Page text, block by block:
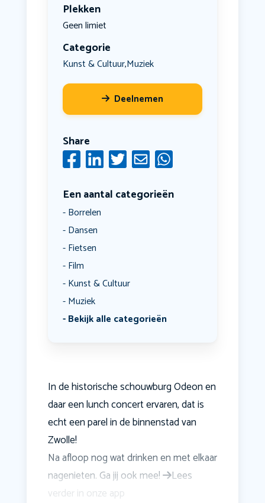
Plekken
Geen limiet
Categorie
Kunst & Cultuur,Muziek
Deelnemen
Share
Een aantal categorieën
Borrelen
Dansen
Fietsen
Film
Kunst & Cultuur
Muziek
Bekijk alle categorieën
In de historische schouwburg Odeon en
daar een lunch concert ervaren, dat is
echt een parel in de binnenstad van
Zwolle!
Na afloop nog wat drinken en met elkaar
nagenieten. Ga jij ook mee!
Lees
verder in onze app